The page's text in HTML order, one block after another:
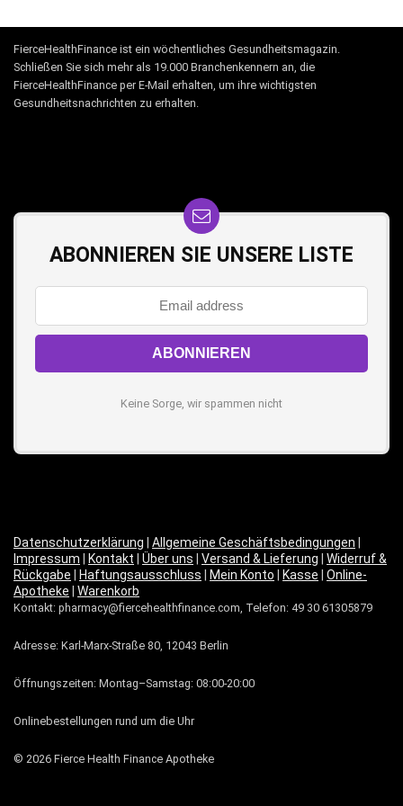
FierceHealthFinance ist ein wöchentliches Gesundheitsmagazin.
Schließen Sie sich mehr als 19.000 Branchenkennern an, die
FierceHealthFinance per E-Mail erhalten, um ihre wichtigsten
Gesundheitsnachrichten zu erhalten.
ABONNIEREN SIE UNSERE LISTE
Keine Sorge, wir spammen nicht
Datenschutzerklärung Allgemeine Geschäftsbedingungen
Impressum
Kontakt Über uns Versand & Lieferung
Widerruf &
Rückgabe
Haftungsausschluss Mein Konto Kasse
Online-
Apotheke
Warenkorb
Kontakt: pharmacy@fiercehealthfinance.com, Telefon: 49 30 61305879
Adresse: Karl-Marx-Straße 80, 12043 Berlin
Öffnungszeiten: Montag–Samstag: 08:00-20:00
Onlinebestellungen rund um die Uhr
© 2026 Fierce Health Finance Apotheke